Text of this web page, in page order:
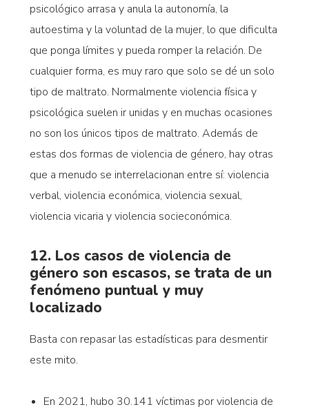
psicológico arrasa y anula la autonomía, la
autoestima y la voluntad de la mujer, lo que dificulta
que ponga límites y pueda romper la relación. De
cualquier forma, es muy raro que solo se dé un solo
tipo de maltrato. Normalmente violencia física y
psicológica suelen ir unidas y en muchas ocasiones
no son los únicos tipos de maltrato. Además de
estas dos formas de violencia de género, hay otras
que a menudo se interrelacionan entre sí: violencia
verbal, violencia económica, violencia sexual,
violencia vicaria y violencia socieconómica.
12. Los casos de violencia de
género son escasos, se trata de un
fenómeno puntual y muy
localizado
Basta con repasar las estadísticas para desmentir
este mito.
En 2021, hubo 30.141 víctimas por violencia de